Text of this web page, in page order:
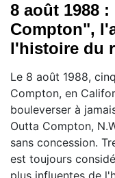
8 août 1988
Compton",
l'histoire du
Le 8 août 1988,
Compton, en
bouleverser à
Outta Compton,
sans concession.
est toujours